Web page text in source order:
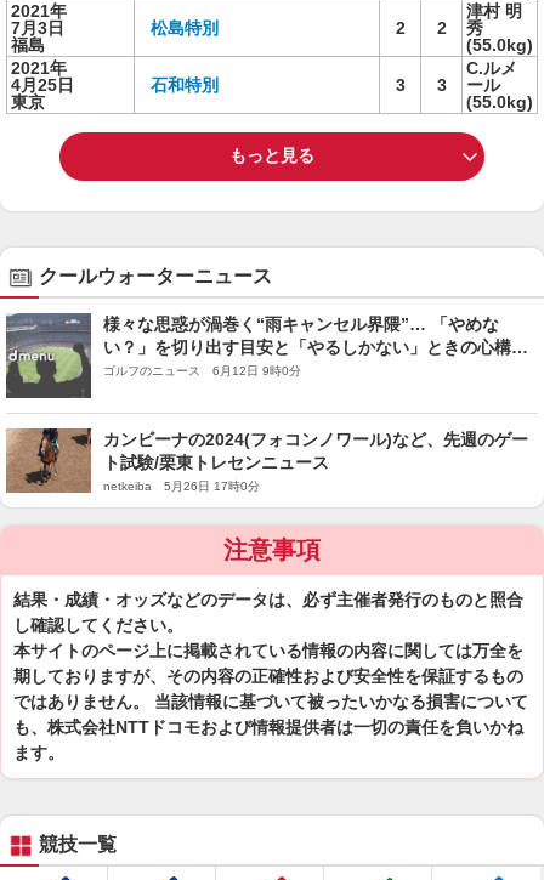
2021年
7月3日
福島
松島特別 2 2
津村 明
秀
(55.0kg)
2021年
4月25日
東京
石和特別 3 3
C.ルメ
ール
(55.0kg)
もっと見る
クールウォーターニュース
様々な思惑が渦巻く“雨キャンセル界隈”… 「やめな
い？」を切り出す目安と「やるしかない」ときの心構え
／木村和久『ゴルフ＝レジャー宣言』
ゴルフのニュース 6月12日 9時0分
カンビーナの2024(フォコンノワール)など、先週のゲー
ト試験/栗東トレセンニュース
netkeiba 5月26日 17時0分
注意事項
結果・成績・オッズなどのデータは、必ず主催者発行のものと照合
し確認してください。
本サイトのページ上に掲載されている情報の内容に関しては万全を
期しておりますが、その内容の正確性および安全性を保証するもの
ではありません。 当該情報に基づいて被ったいかなる損害について
も、株式会社NTTドコモおよび情報提供者は一切の責任を負いかね
ます。
競技一覧